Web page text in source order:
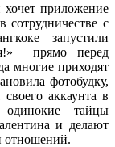
приложение
сотрудничестве с
запустили
прямо перед
многие приходят
фотобудку,
аккаунта в
тайцы
и делают
отношений.